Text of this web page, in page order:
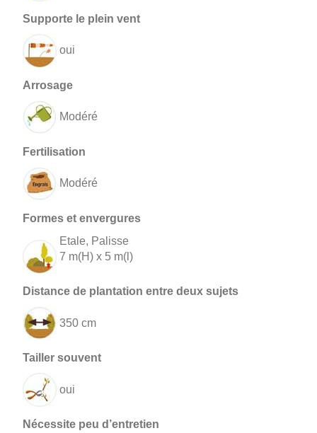
oui
Modéré
Modéré
Etale, Palisse
7 m(H) x 5 m(l)
350 cm
oui